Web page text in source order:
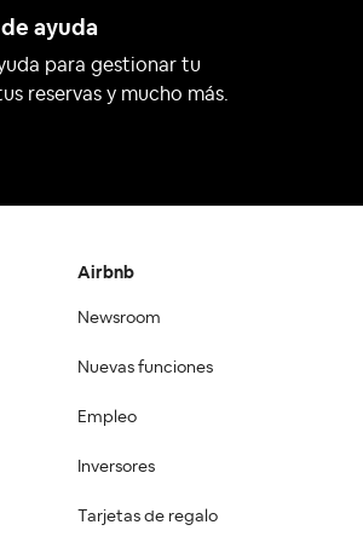
ayuda
para gestionar tu
reservas y mucho más.
Airbnb
Newsroom
Nuevas funciones
Empleo
Inversores
Tarjetas de regalo